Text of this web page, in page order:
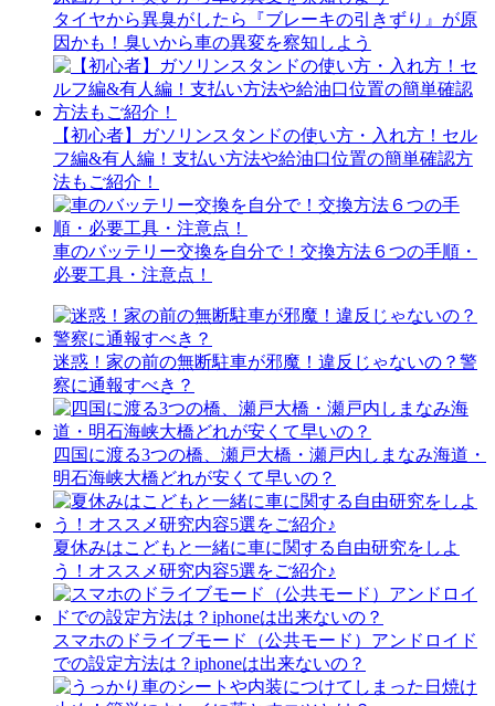
タイヤから異臭がしたら『ブレーキの引きずり』が原
因かも！臭いから車の異変を察知しよう
【初心者】ガソリンスタンドの使い方・入れ方！セル
フ編&有人編！支払い方法や給油口位置の簡単確認方
法もご紹介！
車のバッテリー交換を自分で！交換方法６つの手順・
必要工具・注意点！
迷惑！家の前の無断駐車が邪魔！違反じゃないの？警
察に通報すべき？
四国に渡る3つの橋、瀬戸大橋・瀬戸内しまなみ海道・
明石海峡大橋どれが安くて早いの？
夏休みはこどもと一緒に車に関する自由研究をしよ
う！オススメ研究内容5選をご紹介♪
スマホのドライブモード（公共モード）アンドロイド
での設定方法は？iphoneは出来ないの？